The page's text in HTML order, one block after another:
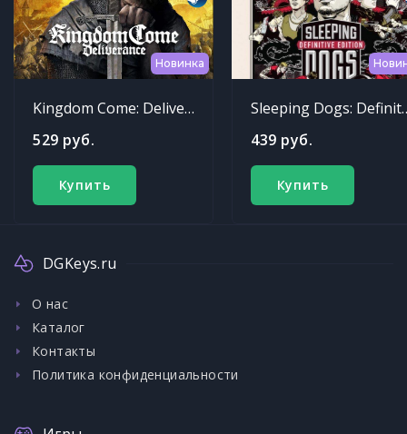
Новинка
Kingdom Come: Deliverance
529 руб.
Купить
Sleeping
439 руб.
Купить
DGKeys.ru
О нас
Каталог
Контакты
Политика конфиденциальности